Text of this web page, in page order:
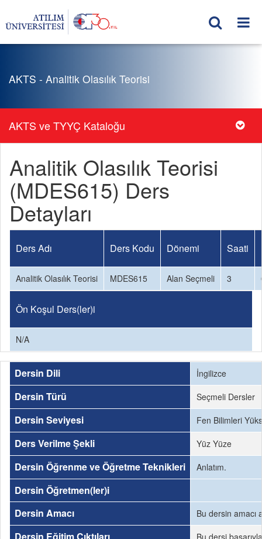
AKTS - Analitik Olasılık Teorisi
AKTS ve TYYÇ Kataloğu
Analitik Olasılık Teorisi
(MDES615) Ders
Detayları
Ders Adı Ders Kodu Dönemi Saati
Analitik Olasılık Teorisi MDES615 Alan Seçmeli 3
Ön Koşul Ders(ler)i
N/A
Dersin Dili İngilizce
Dersin Türü Seçmeli Dersler
Dersin Seviyesi Fen Bilimleri
Ders Verilme Şekli Yüz Yüze
Dersin Öğrenme ve Öğretme Teknikleri Anlatım.
Dersin Öğretmen(ler)i
Dersin Amacı
Bu dersin amacı
Bu dersi